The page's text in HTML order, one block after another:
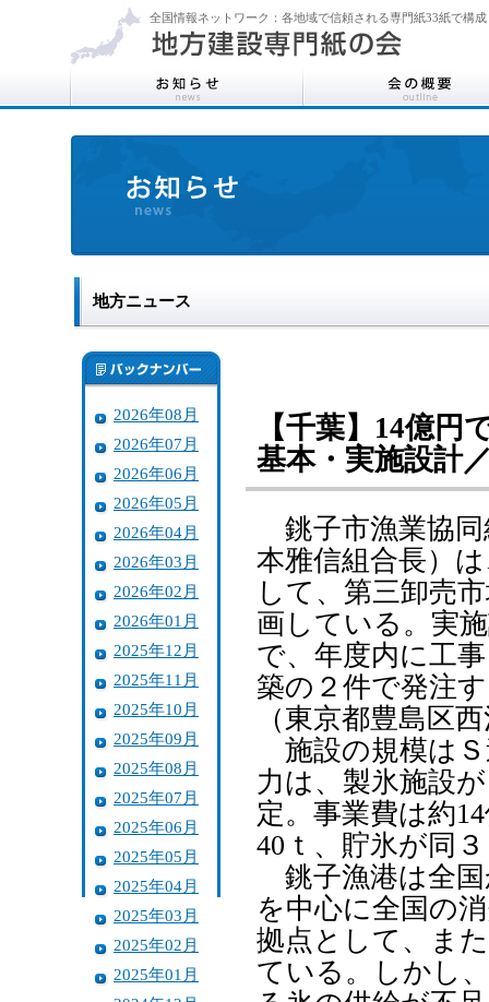
全国情報ネットワーク：各地域で信頼される専門紙33紙で構成
地方ニュース
2026年08月
2026年07月
2026年06月
2026年05月
2026年04月
2026年03月
2026年02月
2026年01月
2025年12月
2025年11月
2025年10月
2025年09月
2025年08月
2025年07月
2025年06月
2025年05月
2025年04月
2025年03月
2025年02月
2025年01月
【千葉】14億円
基本・実施設計
銚子市漁業協同
本雅信組合長）
して、第三卸売
画している。実
で、年度内に工
築の２件で発注
（東京都豊島区
施設の規模はＳ
力は、製氷施設
定。事業費は約
40ｔ、貯氷が同
銚子漁港は全国
を中心に全国の
拠点として、ま
ている。しかし